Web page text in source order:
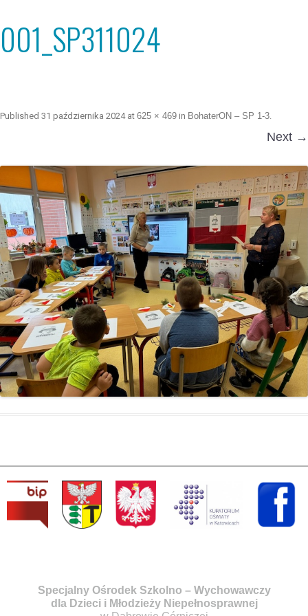
001_SP311024
Published 31 października 2024at 625 × 469 in BohaterON – SP 1-3.
Next →
Specjalny Ośrodek Szkolno – Wychowawczy
dla Dzieci i Młodzieży Niepełnosprawnej